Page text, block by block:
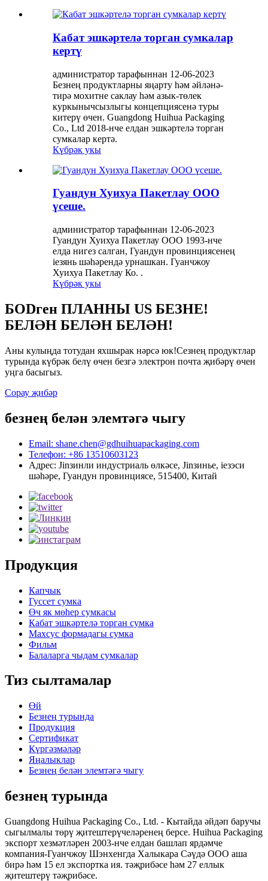
Кабат эшкәртелә торган сумкалар
кертү
администратор тарафыннан 12-06-2023
Безнең продуктларны яңарту һәм әйләнә-
тирә мохитне саклау һәм азык-төлек
куркынычсызлыгы концепциясенә туры
китерү өчен. Guangdong Huihua Packaging
Co., Ltd 2018-нче елдан эшкәртелә торган
сумкалар кертә.
Күбрәк укы
Гуандун Хуихуа Пакетлау ООО
үсеше.
администратор тарафыннан 12-06-2023
Гуандун Хуихуа Пакетлау ООО 1993-нче
елда нигез салган, Гуандун провинциясенең
ieзянь шәһәрендә урнашкан. Гуанчжоу
Хуихуа Пакетлау Ко. .
Күбрәк укы
БODген ПЛАННЫ US БЕЗНЕ!
БЕЛӘН БЕЛӘН БЕЛӘН!
Аны кулыңда тотудан яхшырак нәрсә юк!Сезнең продуктлар
турында күбрәк белү өчен безгә электрон почта җибәрү өчен
уңга басыгыз.
Сорау җибәр
безнең белән элемтәгә чыгу
Email: shane.chen@gdhuihuapackaging.com
Телефон: +86 13510603123
Адрес: Jinзинли индустриаль өлкәсе, Jinзинье, ieзэси
шәһәре, Гуандун провинциясе, 515400, Китай
Продукция
Капчык
Гуссет сумка
Өч як мөһер сумкасы
Кабат эшкәртелә торган сумка
Махсус формадагы сумка
Фильм
Балаларга чыдам сумкалар
Тиз сылтамалар
Өй
Безнең турында
Продукция
Сертификат
Күргәзмәләр
Яңалыклар
Безнең белән элемтәгә чыгу
безнең турында
Guangdong Huihua Packaging Co., Ltd. - Кытайда әйдәп баручы
сыгылмалы төрү җитештерүчеләренең берсе. Huihua Packaging
экспорт хезмәтләрен 2003-нче елдан башлап ярдәмче
компания-Гуанчжоу Шэнхенгда Халыкара Сәүдә ООО аша
бирә һәм 15 ел экспортка ия. тәҗрибәсе һәм 27 еллык
җитештерү тәҗрибәсе.